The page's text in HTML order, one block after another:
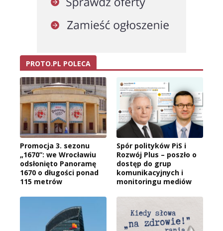
PROTO.PL POLECA
Promocja 3. sezonu
„1670”: we Wrocławiu
odsłonięto Panoramę
1670 o długości ponad
115 metrów
Spór polityków PiS i
Rozwój Plus – poszło o
dostęp do grup
komunikacyjnych i
monitoringu mediów